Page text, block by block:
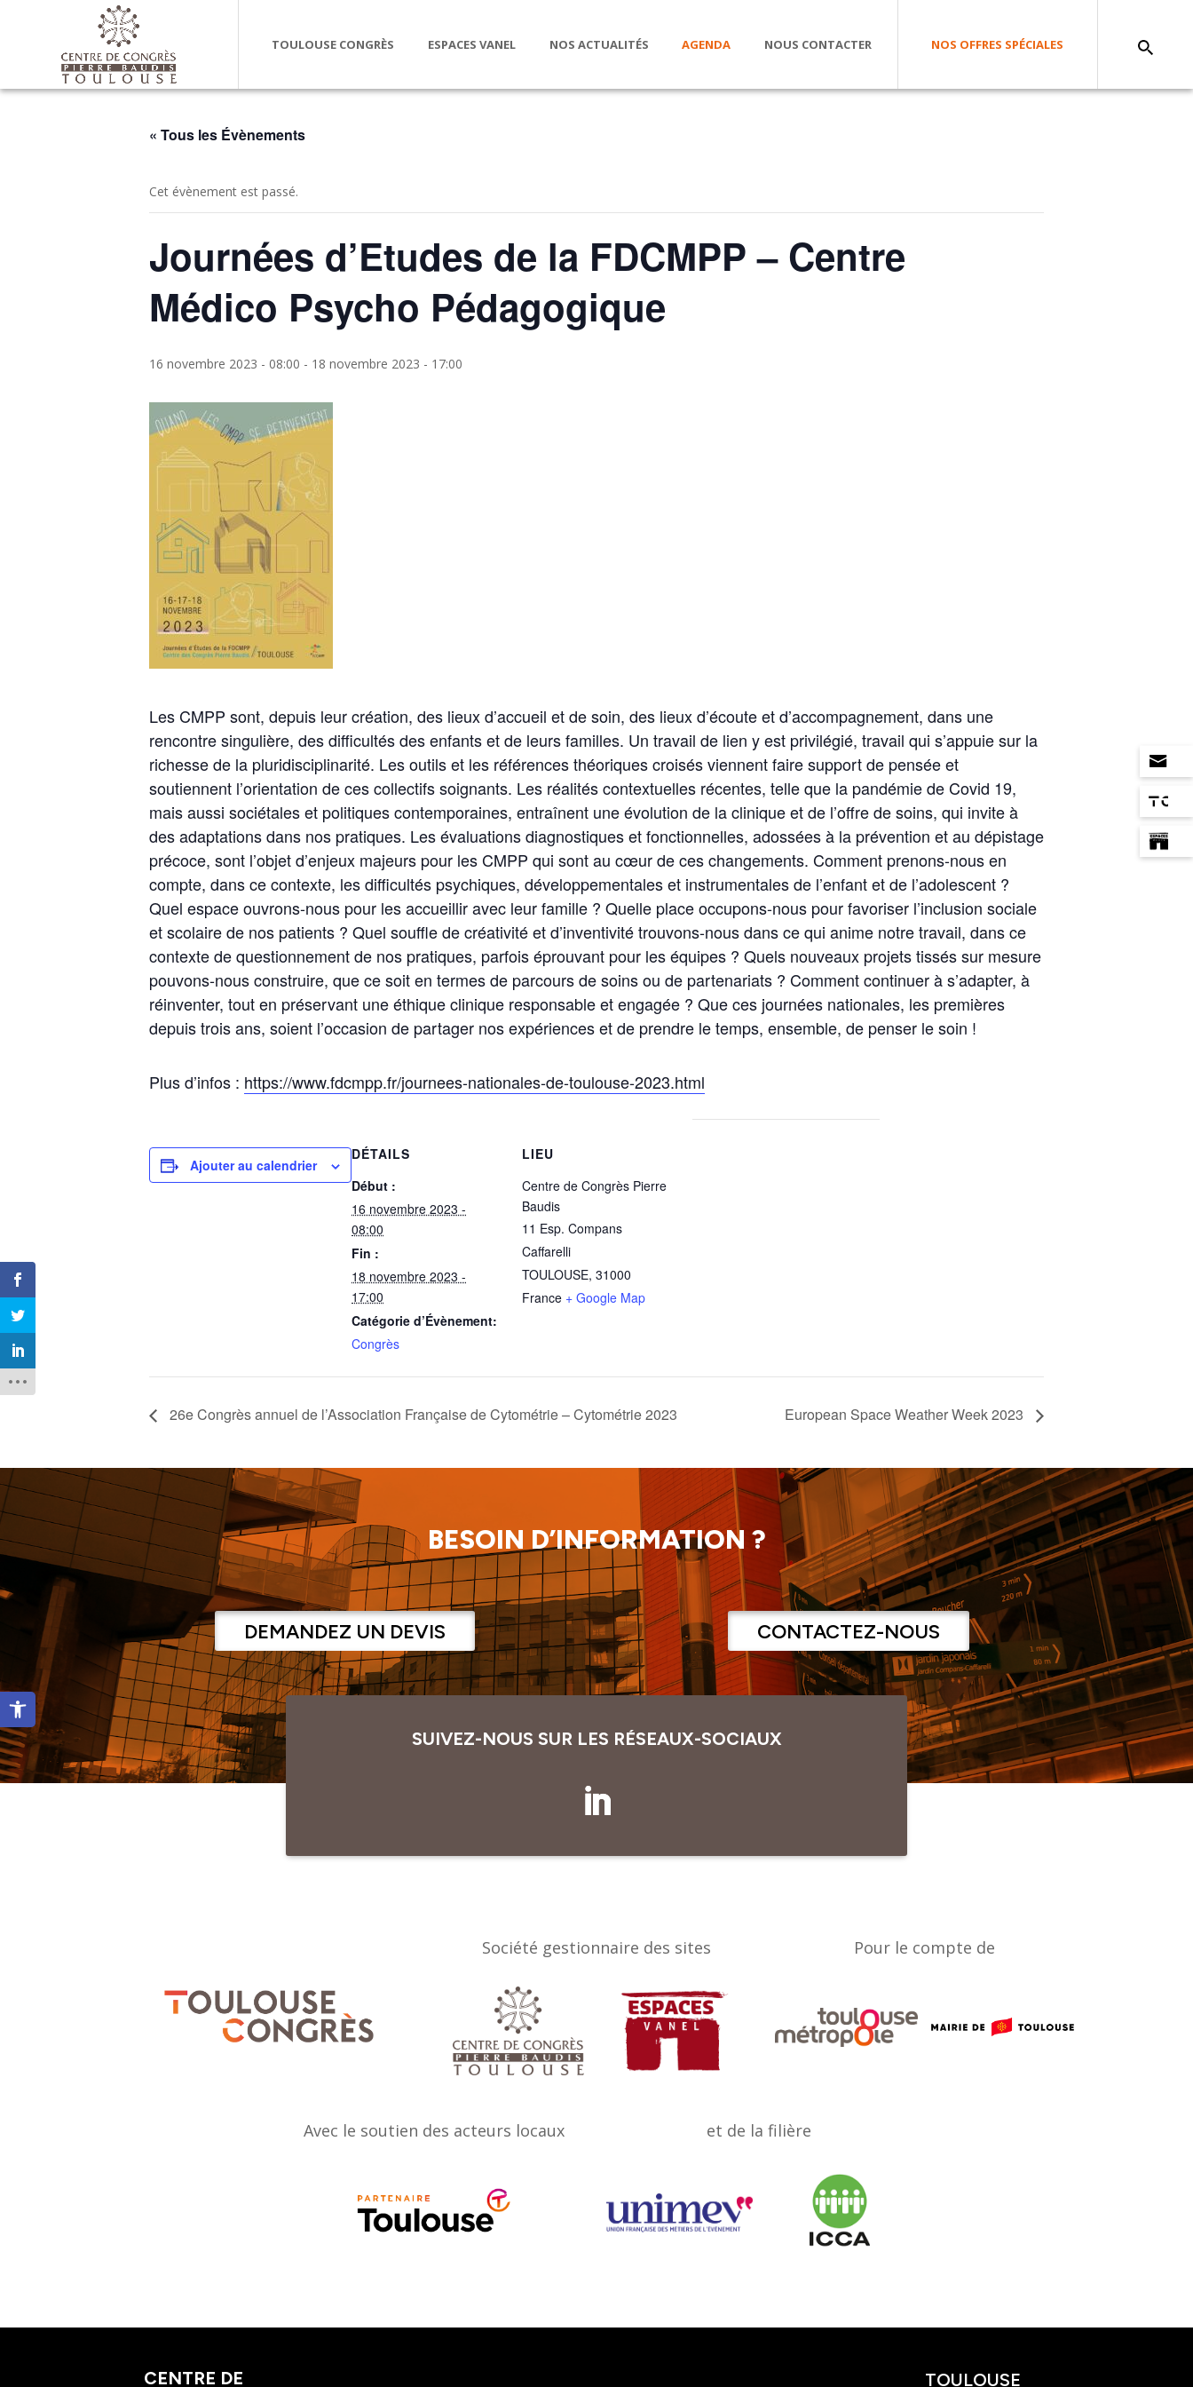
Ouvrir la barre d’outils
TOULOUSE CONGRÈS ESPACES VANEL NOS ACTUALITÉS AGENDA NOUS CONTACTER NOS OFFRES SPÉCIALES
« Tous les Évènements
Cet évènement est passé.
Journées d’Etudes de la FDCMPP – Centre
Médico Psycho Pédagogique
16 novembre 2023 - 08:00 - 18 novembre 2023 - 17:00
Les CMPP sont, depuis leur création, des lieux d’accueil et de soin, des lieux d’écoute et d’accompagnement, dans une
rencontre singulière, des difficultés des enfants et de leurs familles. Un travail de lien y est privilégié, travail qui s’appuie sur la
richesse de la pluridisciplinarité. Les outils et les références théoriques croisés viennent faire support de pensée et
soutiennent l’orientation de ces collectifs soignants. Les réalités contextuelles récentes, telle que la pandémie de Covid 19,
mais aussi sociétales et politiques contemporaines, entraînent une évolution de la clinique et de l’offre de soins, qui invite à
des adaptations dans nos pratiques. Les évaluations diagnostiques et fonctionnelles, adossées à la prévention et au dépistage
précoce, sont l’objet d’enjeux majeurs pour les CMPP qui sont au cœur de ces changements. Comment prenons-nous en
compte, dans ce contexte, les difficultés psychiques, développementales et instrumentales de l’enfant et de l’adolescent ?
Quel espace ouvrons-nous pour les accueillir avec leur famille ? Quelle place occupons-nous pour favoriser l’inclusion sociale
et scolaire de nos patients ? Quel souffle de créativité et d’inventivité trouvons-nous dans ce qui anime notre travail, dans ce
contexte de questionnement de nos pratiques, parfois éprouvant pour les équipes ? Quels nouveaux projets tissés sur mesure
pouvons-nous construire, que ce soit en termes de parcours de soins ou de partenariats ? Comment continuer à s’adapter, à
réinventer, tout en préservant une éthique clinique responsable et engagée ? Que ces journées nationales, les premières
depuis trois ans, soient l’occasion de partager nos expériences et de prendre le temps, ensemble, de penser le soin !
Plus d’infos : https://www.fdcmpp.fr/journees-nationales-de-toulouse-2023.html
Ajouter au calendrier
DÉTAILS
Début :
16 novembre 2023 -
08:00
Fin :
18 novembre 2023 -
17:00
Catégorie d’Évènement:
Congrès
LIEU
Centre de Congrès Pierre
Baudis
11 Esp. Compans
Caffarelli
TOULOUSE, 31000
France + Google Map
26e Congrès annuel de l’Association Française de Cytométrie – Cytométrie 2023 European Space Weather Week 2023
BESOIN D’INFORMATION ?
DEMANDEZ UN DEVIS CONTACTEZ-NOUS
SUIVEZ-NOUS SUR LES RÉSEAUX-SOCIAUX
Société gestionnaire des sites Pour le compte de
Avec le soutien des acteurs locaux et de la filière
CENTRE DE TOULOUSE